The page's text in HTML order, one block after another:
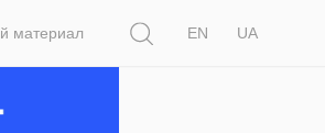
материал
EN
UA